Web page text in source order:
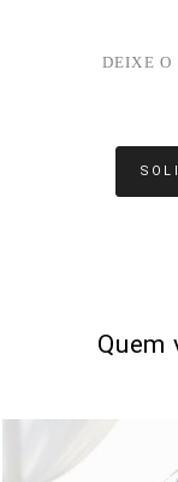
DEIXE O
Quem